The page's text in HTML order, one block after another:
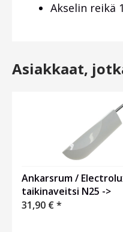
Akselin reikä
Asiakkaat,
Ankarsrum /
taikinaveitsi N25 ->
31,90 €*